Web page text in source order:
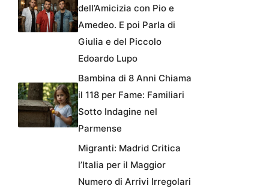
dell’Amicizia con Pio e
Amedeo. E poi Parla di
Giulia e del Piccolo
Edoardo Lupo
Bambina di 8 Anni Chiama
il 118 per Fame: Familiari
Sotto Indagine nel
Parmense
Migranti: Madrid Critica
l’Italia per il Maggior
Numero di Arrivi Irregolari